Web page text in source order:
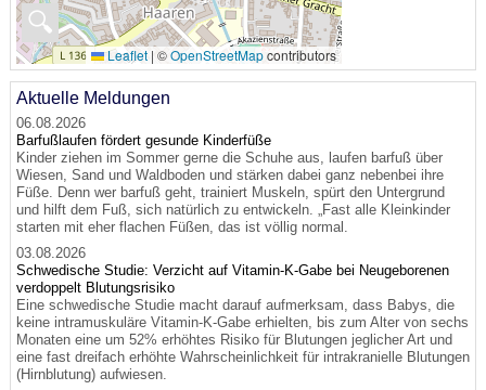
🔍
Leaflet | ©OpenStreetMapcontributors
Aktuelle Meldungen
06.08.2026
Barfußlaufen fördert gesunde Kinderfüße
Kinder ziehen im Sommer gerne die Schuhe aus, laufen barfuß über
Wiesen, Sand und Waldboden und stärken dabei ganz nebenbei ihre
Füße. Denn wer barfuß geht, trainiert Muskeln, spürt den Untergrund
und hilft dem Fuß, sich natürlich zu entwickeln. „Fast alle Kleinkinder
starten mit eher flachen Füßen, das ist völlig normal.
03.08.2026
Schwedische Studie: Verzicht auf Vitamin-K-Gabe bei Neugeborenen
verdoppelt Blutungsrisiko
Eine schwedische Studie macht darauf aufmerksam, dass Babys, die
keine intramuskuläre Vitamin-K-Gabe erhielten, bis zum Alter von sechs
Monaten eine um 52% erhöhtes Risiko für Blutungen jeglicher Art und
eine fast dreifach erhöhte Wahrscheinlichkeit für intrakranielle Blutungen
(Hirnblutung) aufwiesen.